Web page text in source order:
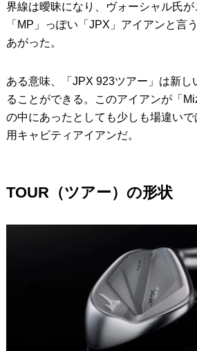
界線は曖昧になり、ヴォーシャル氏が
「MP」っぽい「JPX」アイアンと言
あがった。
ある意味、「JPX 923ツアー」は新し
ることができる。このアイアンが「
の中にあったとしても少しも場違い
用キャビティアイアンだ。
TOUR（ツアー）の形状